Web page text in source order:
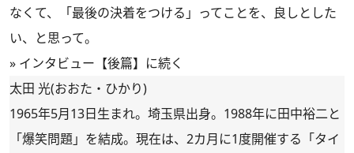
なくて、「最後の決着をつける」ってことを、良しとした
い、と思って。
» インタビュー【後篇】に続く
太田 光(おおた・ひかり)
1965年5月13日生まれ。埼玉県出身。1988年に田中裕二と
「爆笑問題」を結成。現在は、2カ月に1度開催する「タイ